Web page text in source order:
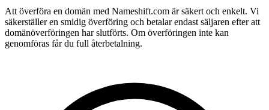
Att överföra en domän med Nameshift.com är säkert och enkelt. Vi
säkerställer en smidig överföring och betalar endast säljaren efter att
domänöverföringen har slutförts. Om överföringen inte kan
genomföras får du full återbetalning.